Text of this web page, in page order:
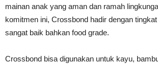
mainan anak yang aman dan ramah
komitmen ini, Crossbond hadir dengan
sangat baik bahkan food grade.
Crossbond bisa digunakan untuk kayu,